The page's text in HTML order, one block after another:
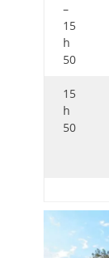
–
15
h
50
15
h
50